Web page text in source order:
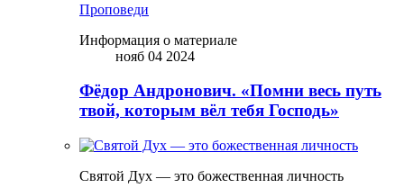
Проповеди
Информация о материале
нояб 04 2024
Фёдор Андронович. «Помни весь путь
твой, которым вёл тебя Господь»
Святой Дух — это божественная личность